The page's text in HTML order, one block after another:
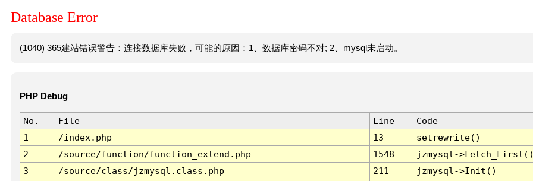
Database Error
(1040) 365建站错误警告：连接数据库失败，可能的原因：1、数据库密码不对; 2、mysql未启动。
PHP Debug
No. File Line
Code
1
/index.php 13
setrewrite()
2
/source/function/function_extend.php 1548
jzmysql-
3
/source/class/jzmysql.class.php 211
jzmysql->Init()